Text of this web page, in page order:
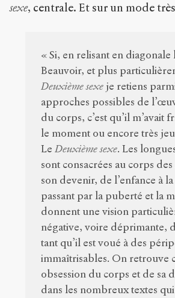
sexe, centrale. Et sur un mode
« Si, en relisant en
Beauvoir, et plus
Deuxième sexe je retiens
approches possibles de
du corps, c’est qu’il m’avait
le moment ou encore très
LeDeuxième sexe. Les
sont consacrées au corps
son devenir, de l’enfance à
passant par la puberté et la
donnent une vision
négative, voire déprimante,
tant qu’il est voué à des
immaîtrisables. On retrouve
obsession du corps et de sa
dans les nombreux textes